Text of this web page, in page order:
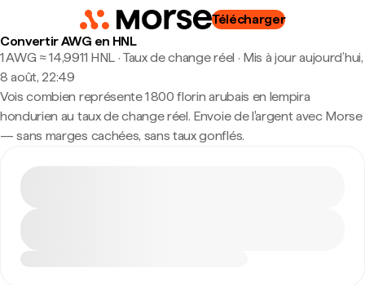
Télécharger
Convertir AWG en HNL
1 AWG ≈ 14,9911 HNL · Taux de change réel · Mis à jour aujourd’hui,
8 août, 22:49
Vois combien représente 1 800 florin arubais en lempira
hondurien au taux de change réel. Envoie de l'argent avec Morse
— sans marges cachées, sans taux gonflés.